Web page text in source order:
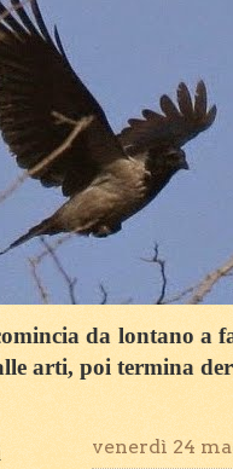
da lontano a
arti, poi termina
venerdì 24